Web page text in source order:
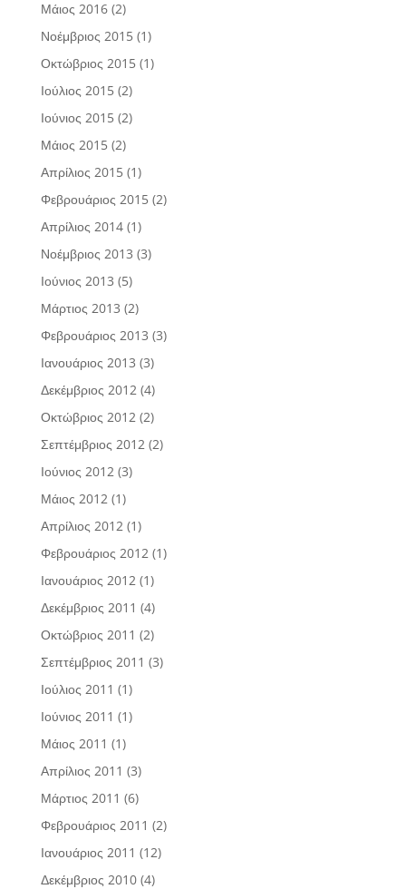
Μάιος 2016(2)
Νοέμβριος 2015(1)
Οκτώβριος 2015(1)
Ιούλιος 2015(2)
Ιούνιος 2015(2)
Μάιος 2015(2)
Απρίλιος 2015(1)
Φεβρουάριος 2015(2)
Απρίλιος 2014(1)
Νοέμβριος 2013 (3)
Ιούνιος 2013 (5)
Μάρτιος 2013 (2)
Φεβρουάριος 2013 (3)
Ιανουάριος 2013 (3)
Δεκέμβριος 2012(4)
Οκτώβριος 2012(2)
Σεπτέμβριος 2012(2)
Ιούνιος 2012(3)
Μάιος 2012(1)
Απρίλιος 2012(1)
Φεβρουάριος 2012(1)
Ιανουάριος 2012(1)
Δεκέμβριος 2011 (4)
Οκτώβριος 2011 (2)
Σεπτέμβριος 2011 (3)
Ιούλιος 2011 (1)
Ιούνιος 2011 (1)
Μάιος 2011 (1)
Απρίλιος 2011 (3)
Μάρτιος 2011 (6)
Φεβρουάριος 2011 (2)
Ιανουάριος 2011 (12)
Δεκέμβριος 2010(4)